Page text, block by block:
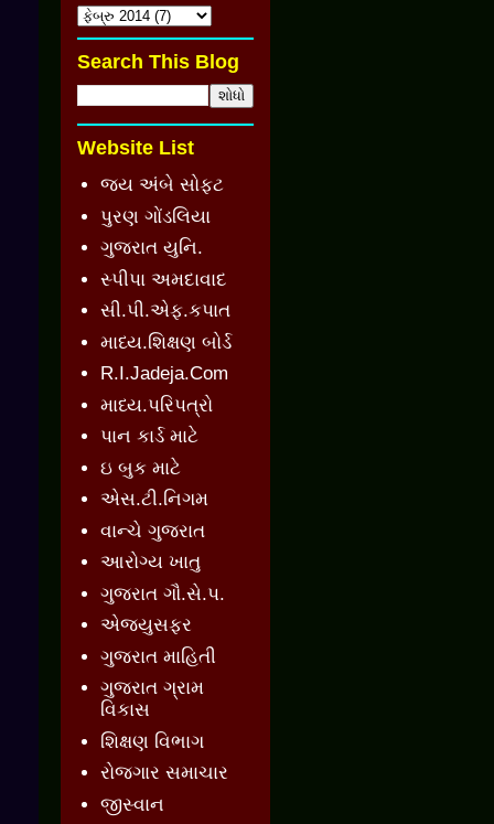
Search This Blog
Website List
જય અંબે સોફ્ટ
પુરણ ગોંડલિયા
ગુજરાત યુનિ.
સ્પીપા અમદાવાદ
સી.પી.એફ.કપાત
માધ્ય.શિક્ષણ બોર્ડ
R.I.Jadeja.Com
માધ્ય.પરિપત્રો
પાન કાર્ડ માટે
ઇ બુક માટે
એસ.ટી.નિગમ
વાન્ચે ગુજરાત
આરોગ્ય ખાતુ
ગુજરાત ગૌ.સે.પ.
એજ્યુસફર
ગુજરાત માહિતી
ગુજરાત ગ્રામ
વિકાસ
શિક્ષણ વિભાગ
રોજગાર સમાચાર
જીસ્વાન